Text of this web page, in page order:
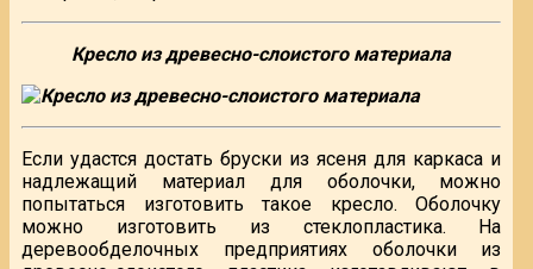
Кресло из древесно-слоистого материала
Если удастся достать бруски из ясеня для каркаса и
надлежащий материал для оболочки, можно
попытаться изготовить такое кресло. Оболочку
можно изготовить из стеклопластика. На
деревообделочных предприятиях оболочки из